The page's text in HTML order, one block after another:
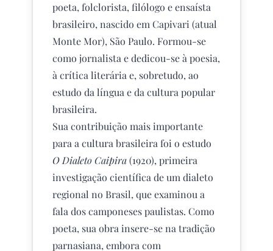
poeta, folclorista, filólogo e ensaísta
brasileiro, nascido em Capivari (atual
Monte Mor), São Paulo. Formou-se
como jornalista e dedicou-se à poesia,
à crítica literária e, sobretudo, ao
estudo da língua e da cultura popular
brasileira.
Sua contribuição mais importante
para a cultura brasileira foi o estudo
O Dialeto Caipira(1920), primeira
investigação científica de um dialeto
regional no Brasil, que examinou a
fala dos camponeses paulistas. Como
poeta, sua obra insere-se na tradição
parnasiana, embora com